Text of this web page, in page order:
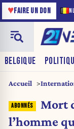
♥FAIRE UN DON
BELGIQUE
Accueil
Mort
l’homme